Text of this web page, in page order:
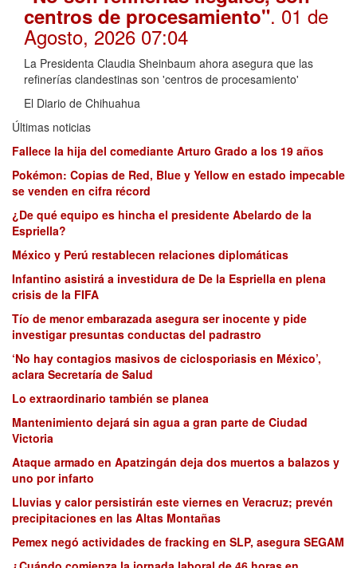
centros de procesamiento". 01 de
Agosto, 2026 07:04
La Presidenta Claudia Sheinbaum ahora asegura que las
refinerías clandestinas son 'centros de procesamiento'
El Diario de Chihuahua
Últimas noticias
Fallece la hija del comediante Arturo Grado a los 19 años
Pokémon: Copias de Red, Blue y Yellow en estado impecable
se venden en cifra récord
¿De qué equipo es hincha el presidente Abelardo de la
Espriella?
México y Perú restablecen relaciones diplomáticas
Infantino asistirá a investidura de De la Espriella en plena
crisis de la FIFA
Tío de menor embarazada asegura ser inocente y pide
investigar presuntas conductas del padrastro
‘No hay contagios masivos de ciclosporiasis en México’,
aclara Secretaría de Salud
Lo extraordinario también se planea
Mantenimiento dejará sin agua a gran parte de Ciudad
Victoria
Ataque armado en Apatzingán deja dos muertos a balazos y
uno por infarto
Lluvias y calor persistirán este viernes en Veracruz; prevén
precipitaciones en las Altas Montañas
Pemex negó actividades de fracking en SLP, asegura SEGAM